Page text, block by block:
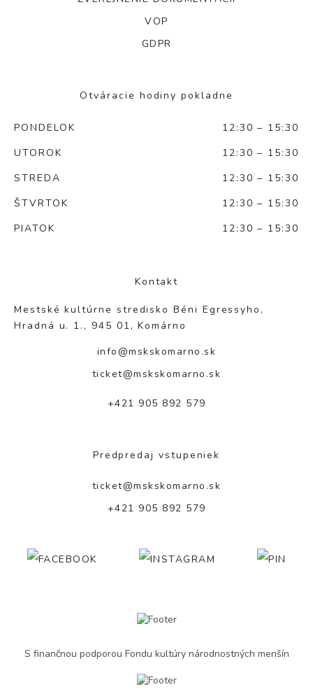
VOP
GDPR
Otváracie hodiny pokladne
PONDELOK
12:30 – 15:30
UTOROK
12:30 – 15:30
STREDA
12:30 – 15:30
ŠTVRTOK
12:30 – 15:30
PIATOK
12:30 – 15:30
Kontakt
Mestské kultúrne stredisko Béni Egressyho,
Hradná u. 1., 945 01, Komárno
info@mskskomarno.sk
ticket@mskskomarno.sk
+421 905 892 579
Predpredaj vstupeniek
ticket@mskskomarno.sk
+421 905 892 579
S finančnou podporou Fondu kultúry národnostných menšín